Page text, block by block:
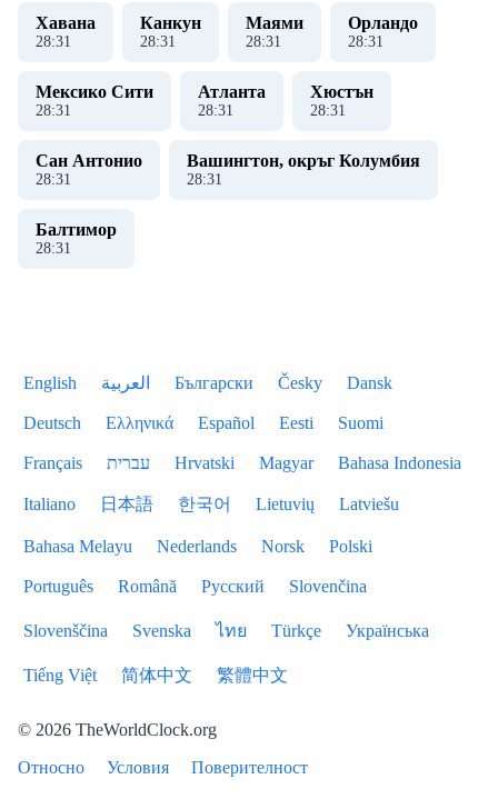
Хавана
28:31
Канкун
28:31
Маями
28:31
Орландо
28:31
Мексико Сити
28:31
Атланта
28:31
Хюстън
28:31
Сан Антонио
28:31
Вашингтон, окръг Колумбия
28:31
Балтимор
28:31
English العربية Български Česky Dansk
Deutsch Ελληνικά Español Eesti Suomi
Français עברית Hrvatski Magyar Bahasa Indonesia
Italiano 日本語 한국어 Lietuvių Latviešu
Bahasa Melayu Nederlands Norsk Polski
Português Română Русский Slovenčina
Slovenščina Svenska ไทย Türkçe Українська
Tiếng Việt 简体中文 繁體中文
© 2026 TheWorldClock.org
Относно
Условия Поверителност